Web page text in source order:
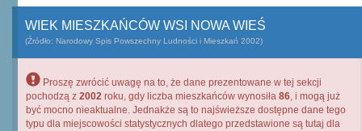
WIEK MIESZKAŃCÓW WSI NOWA WIEŚ
(Źródło: Narodowy Spis Powszechny Ludności i Mieszkań 2002)
Proszę zwrócić uwagę na to, że dane prezentowane w tej sekcji
pochodzą z 2002 roku, gdy liczba mieszkańców wynosiła 86, i mogą już
być mocno nieaktualne. Jednakże są to najświeższe dostępne dane tego
typu dla miejscowości statystycznych dlatego przedstawione są tutaj dla